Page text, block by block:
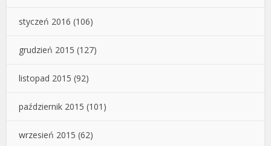
styczeń 2016 (106)
grudzień 2015 (127)
listopad 2015 (92)
październik 2015 (101)
wrzesień 2015 (62)